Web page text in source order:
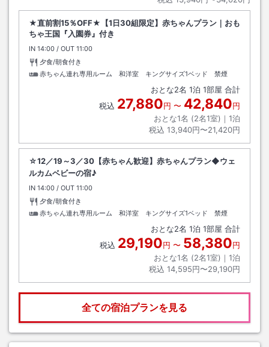
★直前割15％OFF★【1日30組限定】赤ちゃんプラン｜おも
ちゃ王国『入園券』付き
IN チェックイン
14:00 / OUT チェックアウト
11:00
夕食/朝食付き
赤ちゃん連れ専用ルーム 和洋室 キングサイズ1ベッド 禁煙
おとな2名 1泊 1部屋 合計
税込 27,880円 〜 42,840円
おとな1名 (2名1室)｜ 1泊
税込 13,940円〜21,420円
☆12／19～3／30【赤ちゃん歓迎】赤ちゃんプラン◆ウェ
ルカムベビーの宿♪
IN チェックイン
14:00 / OUT チェックアウト
11:00
夕食/朝食付き
赤ちゃん連れ専用ルーム 和洋室 キングサイズ1ベッド 禁煙
おとな2名 1泊 1部屋 合計
税込 29,190円 〜 58,380円
おとな1名 (2名1室)｜ 1泊
税込 14,595円〜29,190円
全ての宿泊プランを見る